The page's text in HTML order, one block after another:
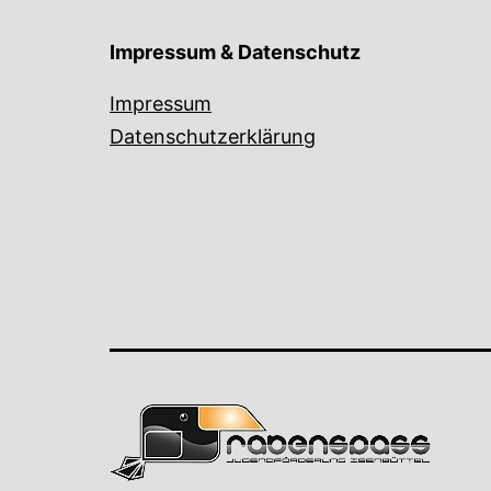
Impressum & Datenschutz
Impressum
Datenschutzerklärung